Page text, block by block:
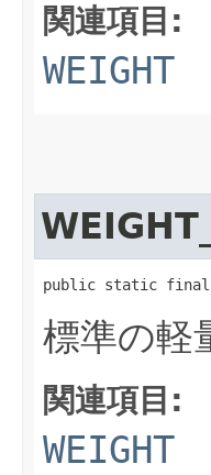
関連項目:
WEIGHT
public static final
標準の軽
関連項目:
WEIGHT